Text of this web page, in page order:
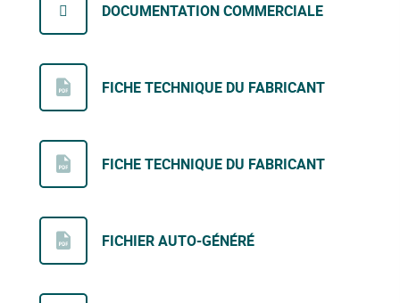
DOCUMENTATION COMMERCIALE
FICHE TECHNIQUE DU FABRICANT
FICHE TECHNIQUE DU FABRICANT
FICHIER AUTO-GÉNÉRÉ